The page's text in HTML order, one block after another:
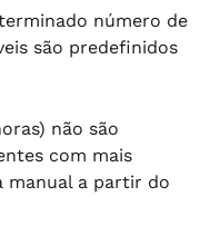
número de
são predefinidos
não são
com mais
manual a partir do